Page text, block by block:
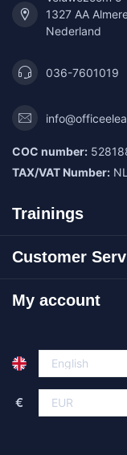
1327 AA
Nederland
036-7601019
COC number:
TAX/VAT Number:
Trainings
Customer
My account
€